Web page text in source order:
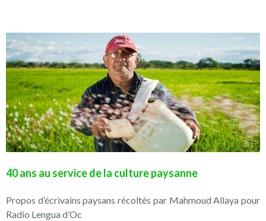
40 ans au service de la culture paysanne
Propos d’écrivains paysans récoltés par Mahmoud Allaya pour
Radio Lengua d’Oc